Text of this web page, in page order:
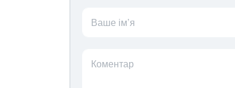
Ваше ім’я
Коментар